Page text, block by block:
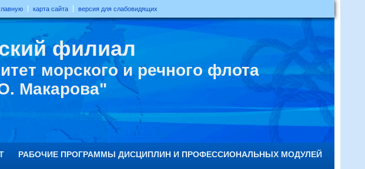
карта сайта версия для слабовидящих
филиал
морского и речного флота
Макарова"
РАБОЧИЕ ПРОГРАММЫ ДИСЦИПЛИН И ПРОФЕССИОНАЛЬНЫХ МОДУЛЕЙ